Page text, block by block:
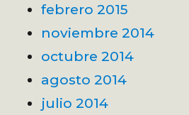
febrero 2015
noviembre 2014
octubre 2014
agosto 2014
julio 2014